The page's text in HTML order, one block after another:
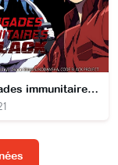
Les Brigades immunitaires BLACK